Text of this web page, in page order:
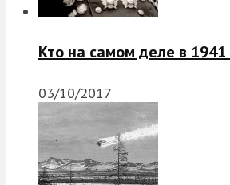
Кто на самом деле в 1941
03/10/2017